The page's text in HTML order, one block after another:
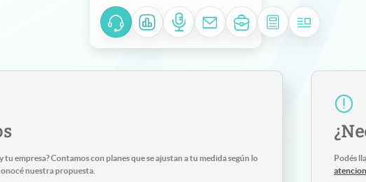
empresa? Contamos con planes que se ajustan a tu medida según lo
nuestra propuesta.
Podés